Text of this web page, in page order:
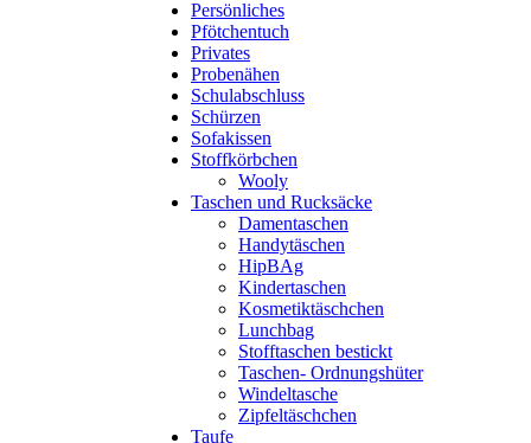
Persönliches
Pfötchentuch
Privates
Probenähen
Schulabschluss
Schürzen
Sofakissen
Stoffkörbchen
Wooly
Taschen und Rucksäcke
Damentaschen
Handytäschen
HipBAg
Kindertaschen
Kosmetiktäschchen
Lunchbag
Stofftaschen bestickt
Taschen- Ordnungshüter
Windeltasche
Zipfeltäschchen
Taufe